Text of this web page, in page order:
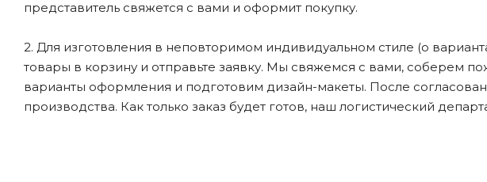
представитель свяжется с вами и оформит покупку.
2. Для изготовления в неповторимом индивидуальном стиле (о
товары в корзину и отправьте заявку. Мы свяжемся с вами, соберем
варианты оформления и подготовим дизайн-макеты. После
производства. Как только заказ будет готов, наш логистический